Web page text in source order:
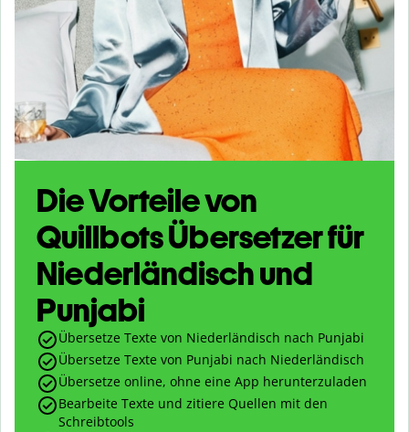
Die Vorteile von
Quillbots Übersetzer für
Niederländisch und
Punjabi
Übersetze Texte von Niederländisch nach Punjabi
Übersetze Texte von Punjabi nach Niederländisch
Übersetze online, ohne eine App herunterzuladen
Bearbeite Texte und zitiere Quellen mit den
Schreibtools